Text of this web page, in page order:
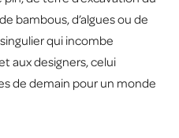
bambous, d’algues ou de
qui incombe
aux designers, celui
de demain pour un monde